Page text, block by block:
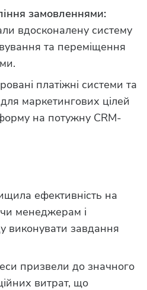
замовленнями:
вдосконалену систему
та переміщення
платіжні системи та
маркетингових цілей
на потужну CRM-
ефективність на
менеджерам і
виконувати завдання
призвели до значного
витрат, що